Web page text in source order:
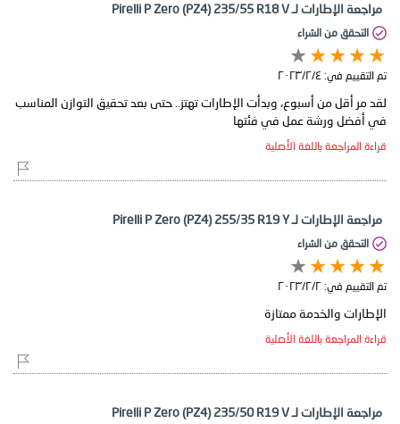
مراجعة الإطارات لـ Pirelli P Zero (PZ4) 235/55 R18 V
التحقق من الشراء
تم التقييم في: ٤‏/٢‏/٢٠٢٣
لقد مر أقل من أسبوع، وبدأت الإطارات تهتز.. حتى بعد تحقيق التوازن المناسب
في أفضل ورشة عمل في فئتها
قراءة المراجعة باللغة الأصلية
مراجعة الإطارات لـ Pirelli P Zero (PZ4) 255/35 R19 Y
التحقق من الشراء
تم التقييم في: ٢‏/٢‏/٢٠٢٣
الإطارات والخدمة ممتازة
قراءة المراجعة باللغة الأصلية
مراجعة الإطارات لـ Pirelli P Zero (PZ4) 235/50 R19 V